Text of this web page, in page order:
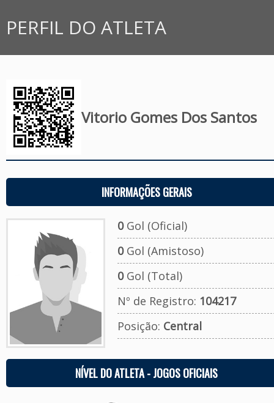
PERFIL DO ATLETA
Vitorio Gomes Dos Santos
INFORMAÇÕES GERAIS
0Gol (Oficial)
0Gol (Amistoso)
0Gol (Total)
Nº de Registro: 104217
Posição: Central
NÍVEL DO ATLETA - JOGOS OFICIAIS